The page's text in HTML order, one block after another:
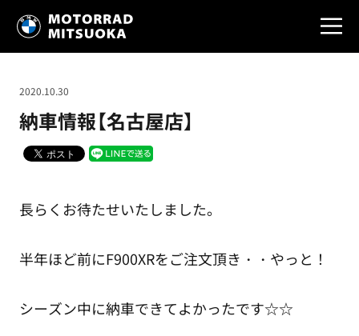
納車情報【名古屋店】
2020.10.30
長らくお待たせいたしました。
半年ほど前にF900XRをご注文頂き・・やっと！
シーズン中に納車できてよかったです☆☆